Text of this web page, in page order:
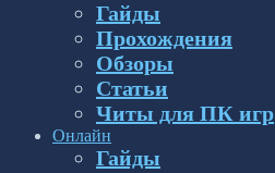
Гайды
Прохождения
Обзоры
Статьи
Читы для ПК игр
Онлайн
Гайды